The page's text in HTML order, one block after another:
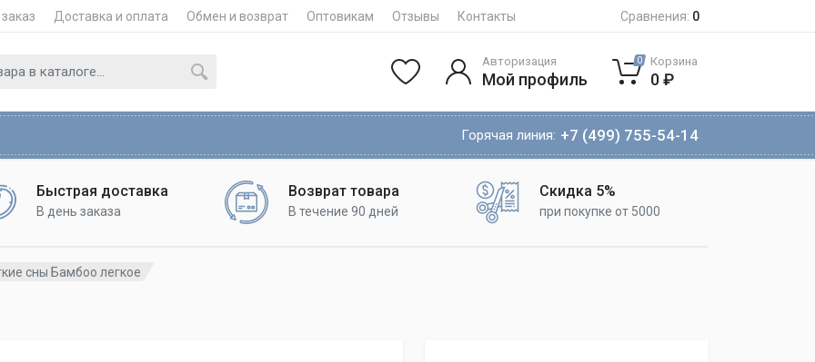
Доставка и оплата Обмен и возврат Оптовикам Отзывы Контакты Сравнения: 0
Горячая линия: +7 (499) 755-54-14
Авторизация
Мой профиль
0 Корзина
0 ₽
Быстрая доставка
В день заказа
Возврат товара
В течение 90 дней
Скидка 5%
при покупке от 5000
сны Бамбоо легкое